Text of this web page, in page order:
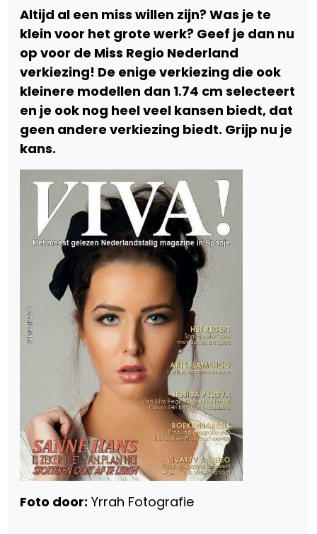
Altijd al een miss willen zijn?Was je te
klein voor het grote werk? Geef je dan nu
op voor de Miss Regio Nederland
verkiezing! De enige verkiezing die ook
kleinere modellen dan 1.74 cm selecteert
en je ook nog heel veel kansen biedt, dat
geen andere verkiezing biedt. Grijp nu je
kans.
Foto door: Yrrah Fotografie